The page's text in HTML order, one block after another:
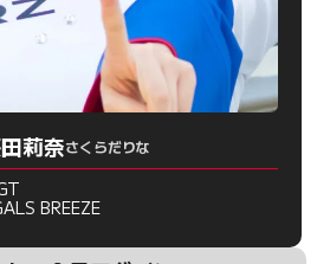
莉奈さくらだりな
BREEZE